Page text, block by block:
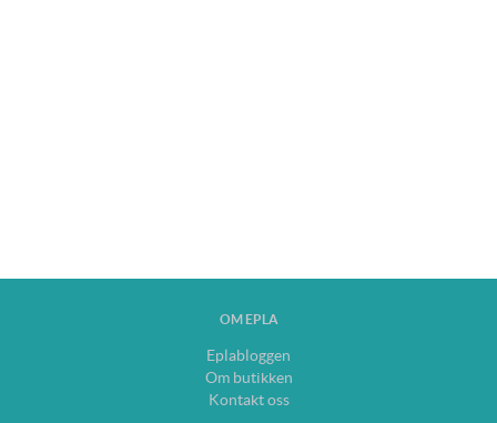
OM EPLA
Eplabloggen
Om butikken
Kontakt oss